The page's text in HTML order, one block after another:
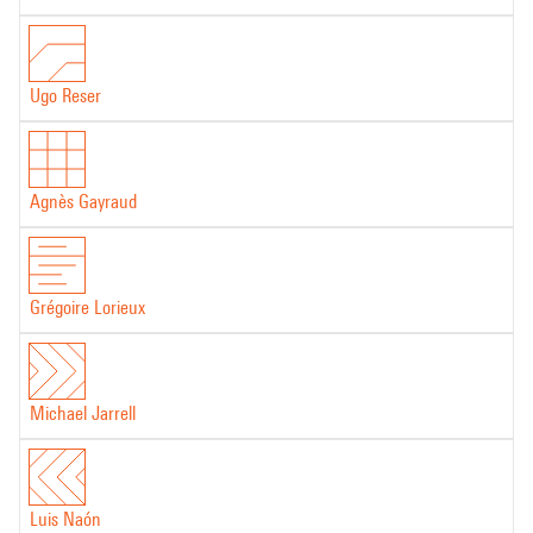
Ugo Reser
Agnès Gayraud
Grégoire Lorieux
Michael Jarrell
Luis Naón